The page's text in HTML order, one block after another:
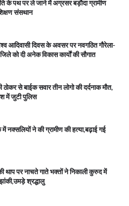
के पथ पर ले जाने में अग्रसर बड़ौदा ग्रामीण
संसथान
आदिवासी दिवस के अवसर पर नवगठित गौरेला-
जिले को दी अनेक विकास कार्याें की सौगात
ठोकर से बाईक सवार तीन लोगो की दर्दनाक मौत,
में जुटी पुलिस
नक्सलियों ने की ग्रामीण की हत्या,बढ़ाई गई
थाप पर नाचते गाते भक्तों ने निकाली कुरुद में
श्रद्धालु